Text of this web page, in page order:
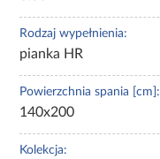
Rodzaj wypełnienia:
pianka HR
Powierzchnia spania [cm]:
140x200
Kolekcja: